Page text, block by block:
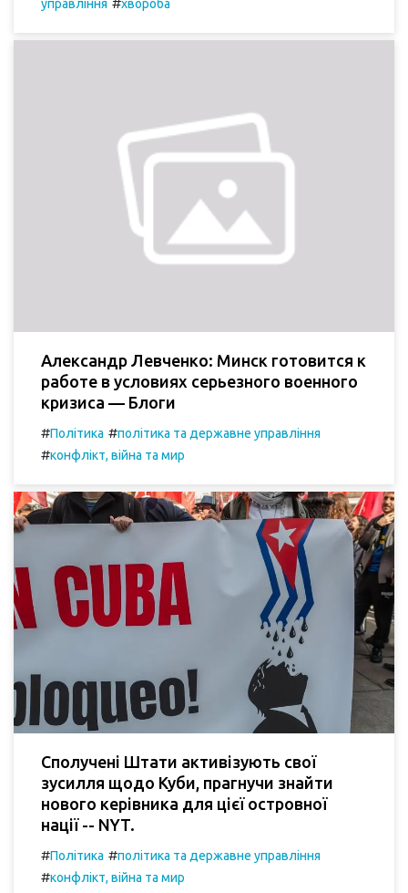
управління
хвороба
Александр Левченко: Минск готовится к
работе в условиях серьезного военного
кризиса — Блоги
#Політика #політика та державне управління
#конфлікт, війна та мир
Сполучені Штати активізують свої
зусилля щодо Куби, прагнучи знайти
нового керівника для цієї островної
нації -- NYT.
#Політика #політика та державне управління
#конфлікт, війна та мир